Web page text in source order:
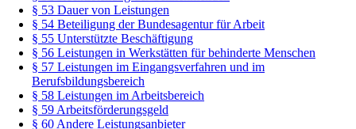
§ 53 Dauer von Leistungen
§ 54 Beteiligung der Bundesagentur für Arbeit
§ 55 Unterstützte Beschäftigung
§ 56 Leistungen in Werkstätten für behinderte Menschen
§ 57 Leistungen im Eingangsverfahren und im
Berufsbildungsbereich
§ 58 Leistungen im Arbeitsbereich
§ 59 Arbeitsförderungsgeld
§ 60 Andere Leistungsanbieter